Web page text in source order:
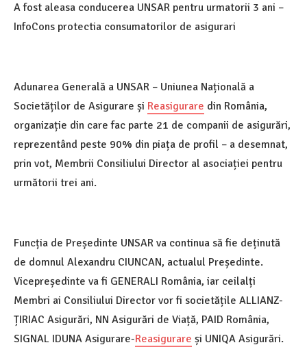
A fost aleasa conducerea UNSAR pentru urmatorii 3 ani –
InfoCons protectia consumatorilor de asigurari
Adunarea Generală a UNSAR – Uniunea Națională a
Societăților de Asigurare și Reasigurare din România,
organizație din care fac parte 21 de companii de asigurări,
reprezentând peste 90% din piața de profil – a desemnat,
prin vot, Membrii Consiliului Director al asociației pentru
următorii trei ani.
Funcția de Președinte UNSAR va continua să fie deținută
de domnul Alexandru CIUNCAN, actualul Președinte.
Vicepreședinte va fi GENERALI România, iar ceilalți
Membri ai Consiliului Director vor fi societățile ALLIANZ-
ȚIRIAC Asigurări, NN Asigurări de Viață, PAID România,
SIGNAL IDUNA Asigurare-Reasigurare și UNIQA Asigurări.